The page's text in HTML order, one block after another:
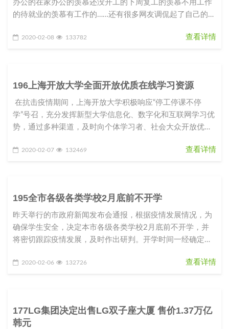
办公的在家办公的羡慕还没开工的下周复工的羡慕不用工作
的待就业的羡慕有工作的……还有很多网友调侃起了自己的职
2020-02-08 133782 查看详情
196上海开放大学全面开放优质在线学习资源
在抗击疫情期间，上海开放大学积极响应“停工停课不停
学”号召，充分发挥新型大学信息化、数字化和互联网学习优
势，通过多种渠道，及时向个体学习者、社会大众开放优质
2020-02-07 132469 查看详情
195全市各级各类学校2月底前不开学
昨天举行的市政府新闻发布会通报，根据疫情发展情况，为
确保学生安全，决定本市各级各类学校2月底前不开学，并
将密切跟踪疫情发展，及时作出研判。开学时间一经确定，
2020-02-06 132726 查看详情
177LG集团决定出售LG双子座大厦 售价1.37万亿
韩元